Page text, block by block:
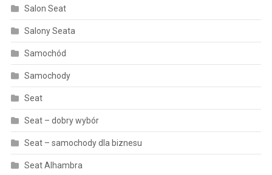
Salon Seat
Salony Seata
Samochód
Samochody
Seat
Seat – dobry wybór
Seat – samochody dla biznesu
Seat Alhambra